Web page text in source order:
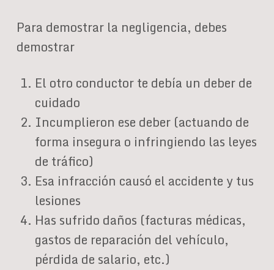
Para demostrar la negligencia, debes
demostrar
El otro conductor te debía un deber de
cuidado
Incumplieron ese deber (actuando de
forma insegura o infringiendo las leyes
de tráfico)
Esa infracción causó el accidente y tus
lesiones
Has sufrido daños (facturas médicas,
gastos de reparación del vehículo,
pérdida de salario, etc.)